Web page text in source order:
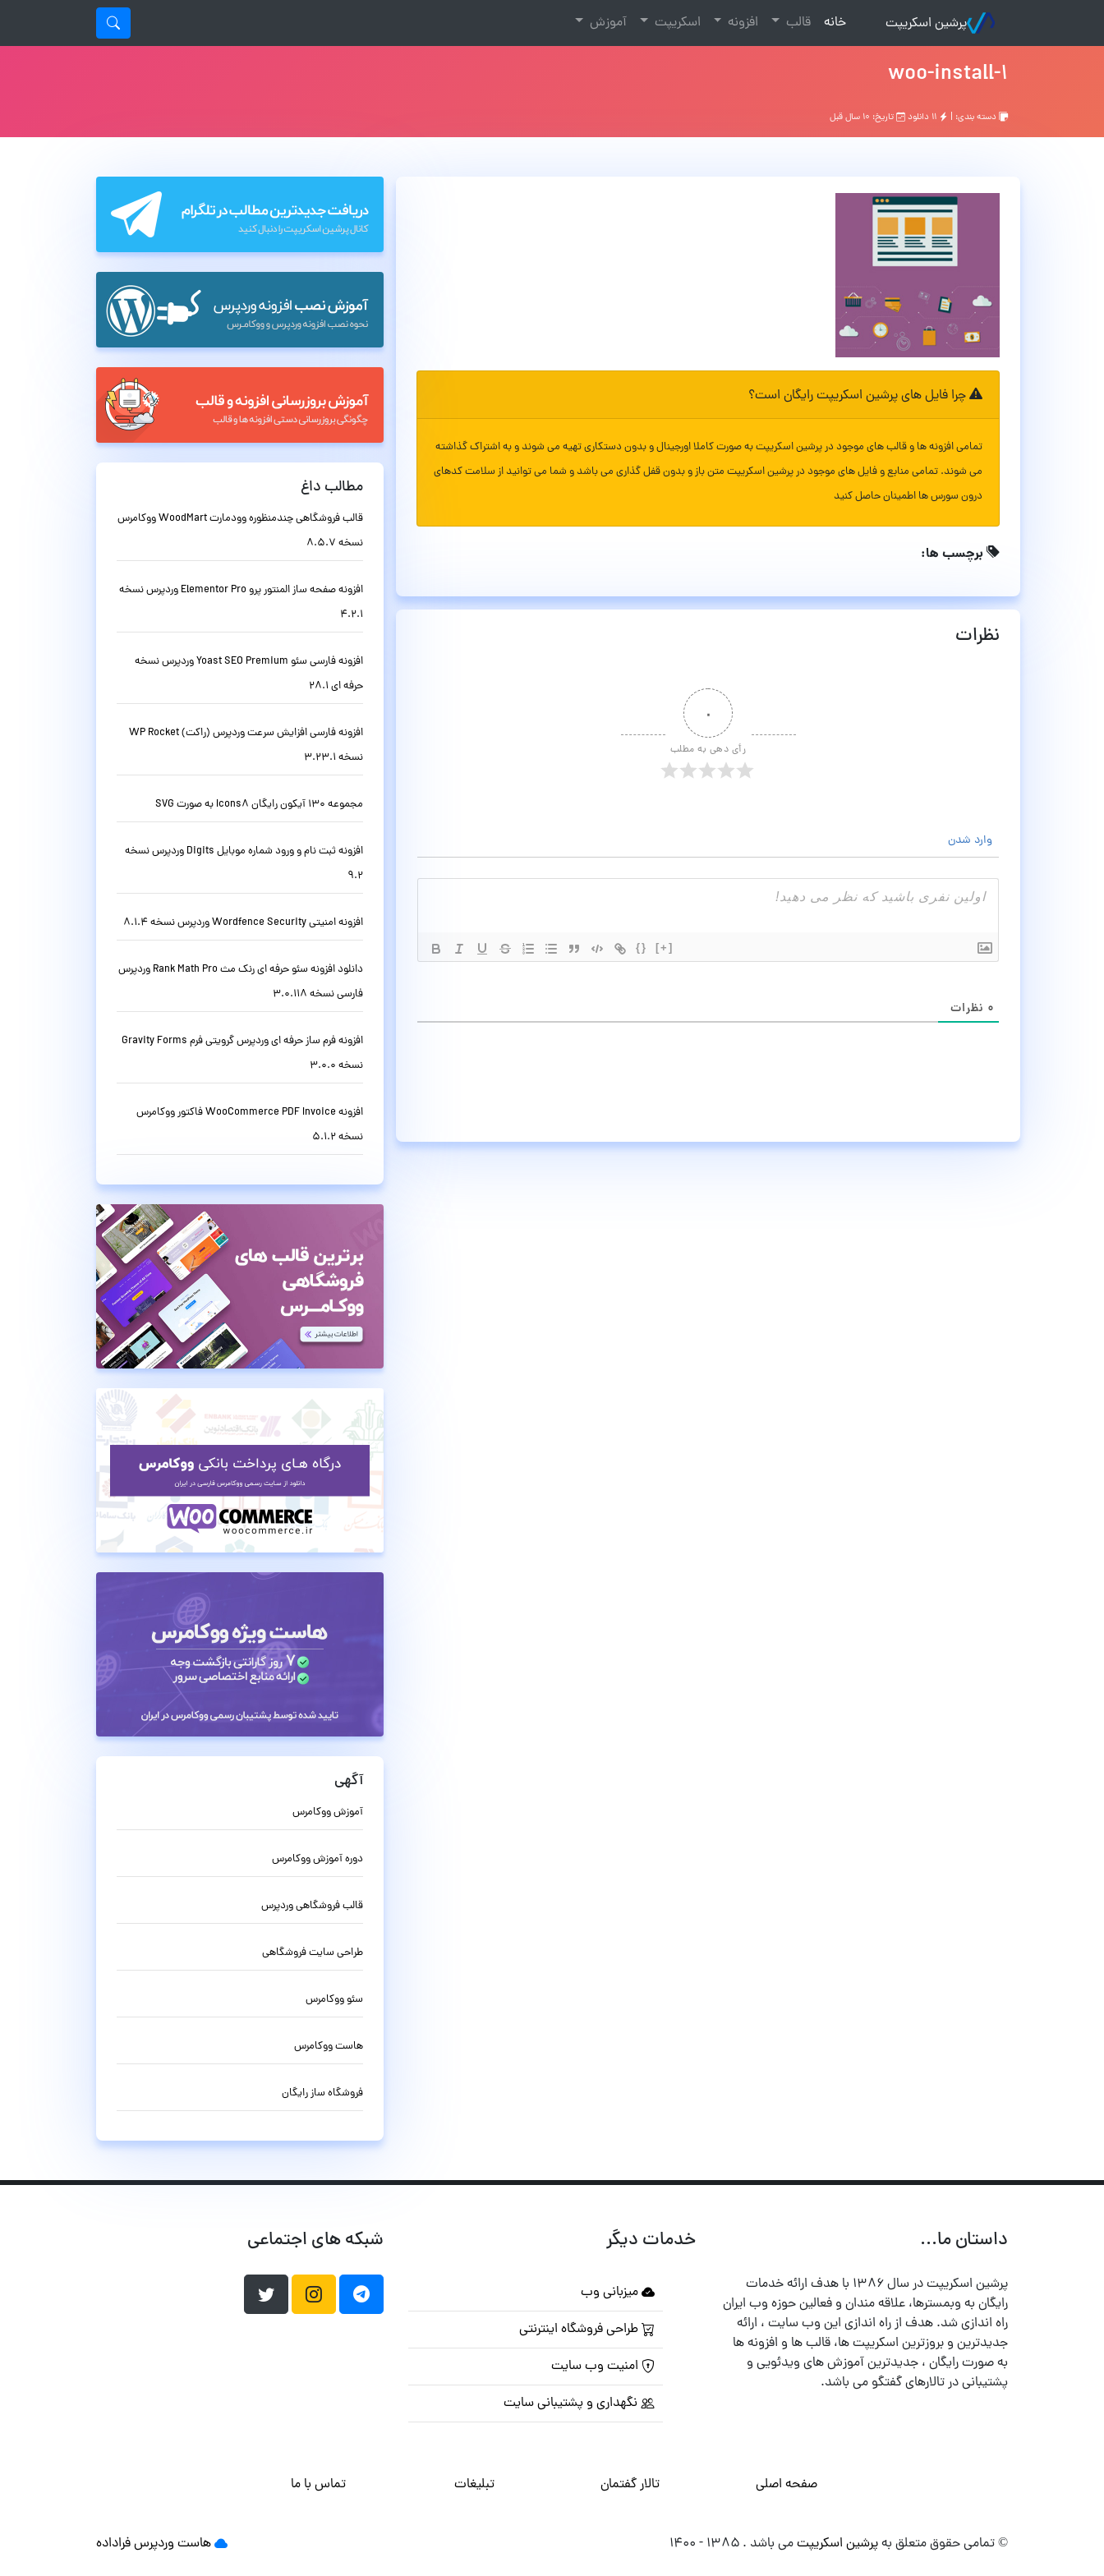
پرشین اسکریپت خانه
(current) قالب افزونه اسکریپت آموزش
woo-install-1
دسته بندی: | تاریخ: ۱۰ سال قبل
چرا فایل های پرشین اسکریپت رایگان است؟
تمامی افزونه ها و قالب های موجود در پرشین اسکریپت به صورت کاملا اورجینال و بدون دستکاری تهیه می شوند و به اشتراک گذاشته
می شوند. تمامی منابع و فایل های موجود در پرشین اسکریپت متن باز و بدون قفل گذاری می باشد و شما می توانید از سلامت کدهای
درون سورس ها اطمینان حاصل کنید
برچسب ها:
نظرات
۰
رأی دهی به مطلب
وارد شدن
{} [+]
۰ نظرات
مطالب داغ
قالب فروشگاهی چندمنظوره وودمارت WoodMart ووکامرس
نسخه 8.5.7
افزونه صفحه ساز المنتور پرو Elementor Pro وردپرس نسخه
4.2.1
افزونه فارسی سئو Yoast SEO Premium وردپرس نسخه
حرفه ای 28.1
افزونه فارسی افزایش سرعت وردپرس (راکت) WP Rocket
نسخه 3.23.1
مجموعه 130 آیکون رایگان Icons8 به صورت SVG
افزونه ثبت نام و ورود شماره موبایل Digits وردپرس نسخه
9.2
افزونه امنیتی Wordfence Security وردپرس نسخه 8.1.4
دانلود افزونه سئو حرفه ای رنک مث Rank Math Pro وردپرس
فارسی نسخه 3.0.118
افزونه فرم ساز حرفه ای وردپرس گرویتی فرم Gravity Forms
نسخه 3.0.0
افزونه WooCommerce PDF Invoice فاکتور ووکامرس
نسخه 5.1.2
آگهی
آموزش ووکامرس
دوره آموزش ووکامرس
قالب فروشگاهی وردپرس
طراحی سایت فروشگاهی
سئو ووکامرس
هاست ووکامرس
فروشگاه ساز رایگان
داستان ما...
پرشین اسکریپت در سال ۱۳۸۶ با هدف ارائه خدمات
رایگان به وبمسترها، علاقه مندان و فعالین حوزه وب ایران
راه اندازی شد. هدف از راه اندازی این وب سایت ، ارائه
جدیدترین و بروزترین اسکریپت ها، قالب ها و افزونه ها
به صورت رایگان ، جدیدترین آموزش های ویدئویی و
پشتیبانی در تالارهای گفتگو می باشد.
خدمات دیگر
میزبانی وب
طراحی فروشگاه اینترنتی
امنیت وب سایت
نگهداری و پشتیبانی سایت
شبکه های اجتماعی
صفحه اصلی تالار گفتمان تبلیغات تماس با ما
© تمامی حقوق متعلق بهپرشین اسکریپتمی باشد . ۱۳۸۵ - ۱۴۰۰ هاست وردپرسفراداده